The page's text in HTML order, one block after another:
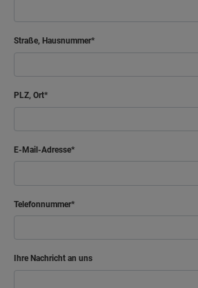
Straße, Hausnummer
PLZ, Ort
E-Mail-Adresse
Telefonnummer
Ihre Nachricht an uns